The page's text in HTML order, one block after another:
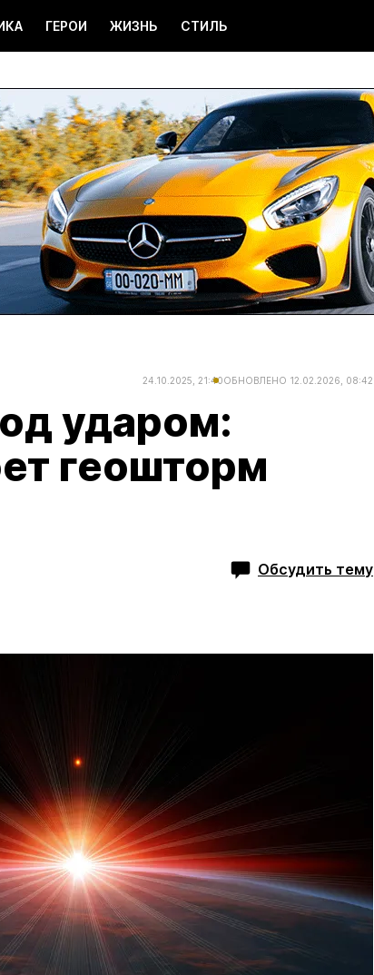
ГЕРОИ ЖИЗНЬ СТИЛЬ
24.10.2025, 21:40ОБНОВЛЕНО 12.02.2026, 08:42
ударом:
геошторм
Обсудить тему